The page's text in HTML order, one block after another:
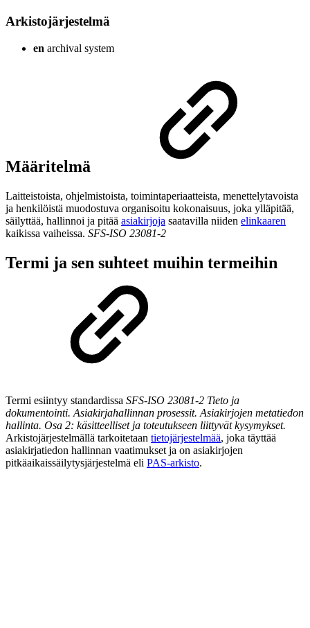
Arkistojärjestelmä
en archival system
Määritelmä
Laitteistoista, ohjelmistoista, toimintaperiaatteista, menettelytavoista
ja henkilöistä muodostuva organisoitu kokonaisuus, joka ylläpitää,
säilyttää, hallinnoi ja pitää asiakirjoja saatavilla niiden elinkaaren
kaikissa vaiheissa. SFS-ISO 23081-2
Termi ja sen suhteet muihin termeihin
Termi esiintyy standardissa SFS-ISO 23081-2 Tieto ja
dokumentointi. Asiakirjahallinnan prosessit. Asiakirjojen metatiedon
hallinta. Osa 2: käsitteelliset ja toteutukseen liittyvät kysymykset.
Arkistojärjestelmällä tarkoitetaan tietojärjestelmää, joka täyttää
asiakirjatiedon hallinnan vaatimukset ja on asiakirjojen
pitkäaikaissäilytysjärjestelmä eli PAS-arkisto.